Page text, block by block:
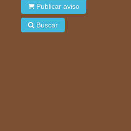
Publicar aviso
Buscar